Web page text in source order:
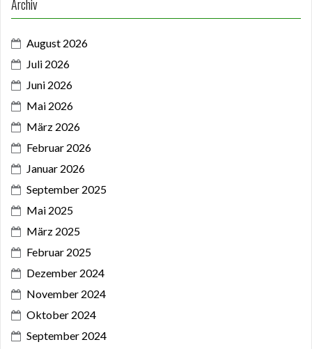
Archiv
August 2026
Juli 2026
Juni 2026
Mai 2026
März 2026
Februar 2026
Januar 2026
September 2025
Mai 2025
März 2025
Februar 2025
Dezember 2024
November 2024
Oktober 2024
September 2024